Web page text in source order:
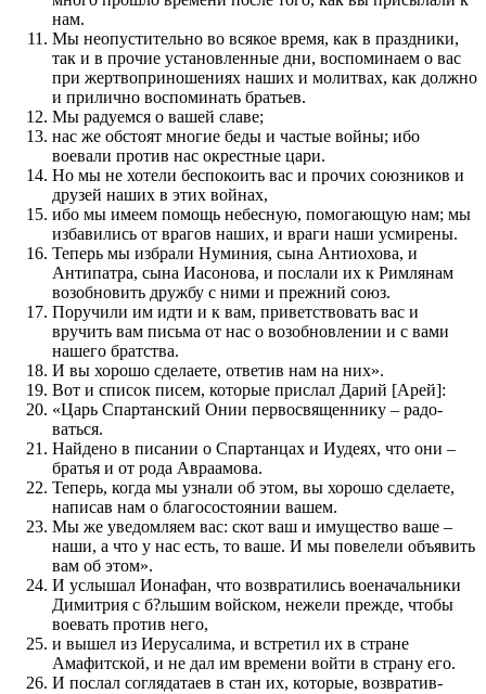
нам.
Мы неопусти­тель­но во всякое время, как в праз­дники,
так и в про­чие установлен­ные дни, во­с­по­минаем о вас
при жертвоприноше­ниях наших и молитвах, как должно
и при­лично во­с­по­минать братьев.
Мы радуемся о вашей славе;
нас же обстоят многие беды и частые войны; ибо
воевали про­тив нас окрест­ные цари.
Но мы не хотели бес­поко­ить вас и про­чих союзников и
друзей наших в этих войнах,
ибо мы имеем по­мощь небесную, по­мога­ю­щую нам; мы
избавились от врагов наших, и враги наши усмирены.
Теперь мы избрали Нуминия, сына Антиохова, и
Антипатра, сына Иасонова, и по­слали их к Римлянам
возобновить дружбу с ними и пре­жний союз.
Поручили им идти и к вам, при­вет­с­т­во­­вать вас и
вручить вам письма от нас о возобновле­нии и с вами
нашего братства.
И вы хорошо сделаете, ответив нам на них».
Вот и список писем, которые при­слал Дарий [Арей]:
«Царь Спартанский Онии первосвящен­нику – радо­
ваться.
Найдено в писании о Спартанцах и Иудеях, что они –
братья и от рода Авраамова.
Теперь, когда мы узнали об этом, вы хорошо сделаете,
написав нам о бла­го­состоянии вашем.
Мы же уведомля­ем вас: скот ваш и имуще­с­т­во ваше –
наши, а что у нас есть, то ваше. И мы по­велели объявить
вам об этом».
И услы­шал Ионафан, что воз­вратились военачальники
Димитрия с б?льшим войском, нежели пре­жде, чтобы
вое­вать про­тив него,
и вышел из Иерусалима, и встретил их в стране
Амафитской, и не дал им време­ни войти в страну его.
И по­слал соглядатаев в стан их, которые, воз­вратив­